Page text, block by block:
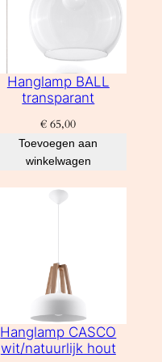
Hanglamp BALL
transparant
€ 65,00
Toevoegen aan
winkelwagen
Hanglamp CASCO
wit/natuurlijk hout